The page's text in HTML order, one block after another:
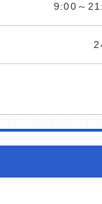
9:00～